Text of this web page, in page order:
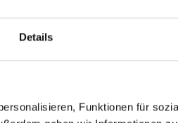
Details
Funktionen für
das
Specials
Wir